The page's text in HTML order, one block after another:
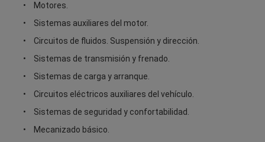
Motores.
Sistemas auxiliares del motor.
Circuitos de fluidos. Suspensión y dirección.
Sistemas de transmisión y frenado.
Sistemas de carga y arranque.
Circuitos eléctricos auxiliares del vehículo.
Sistemas de seguridad y confortabilidad.
Mecanizado básico.